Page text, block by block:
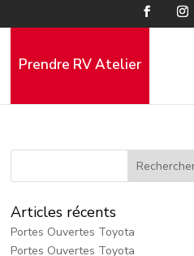
Prendre RV Atelier
Articles récents
Portes Ouvertes Toyota
Portes Ouvertes Toyota